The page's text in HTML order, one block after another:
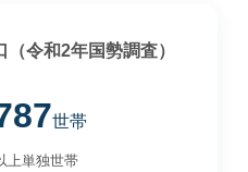
令和2年国勢調査）
世帯
上単独世帯